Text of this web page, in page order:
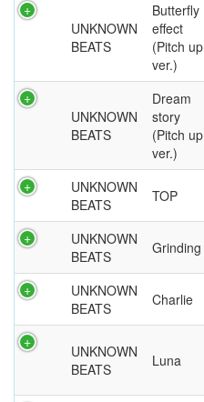
UNKNOWN
BEATS
Butterfly
effect
(Pitch up
ver.)
UNKNOWN
BEATS
Dream
story
(Pitch up
ver.)
UNKNOWN
BEATS
TOP
UNKNOWN
BEATS
Grinding
UNKNOWN
BEATS
Charlie
UNKNOWN
BEATS
Luna